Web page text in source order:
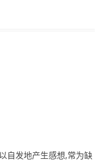
自发地产生感想,常为缺